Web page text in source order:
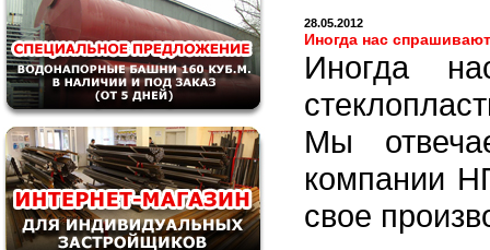
28.05.2012
Иногда нас
Иногда
Мы
компании
свое